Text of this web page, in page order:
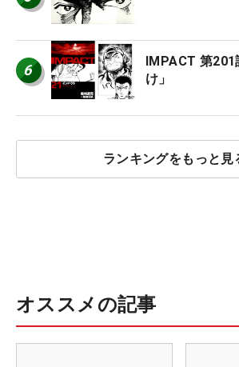
6
IMPACT 第
け」
ランキングをもっと見
オススメの記事